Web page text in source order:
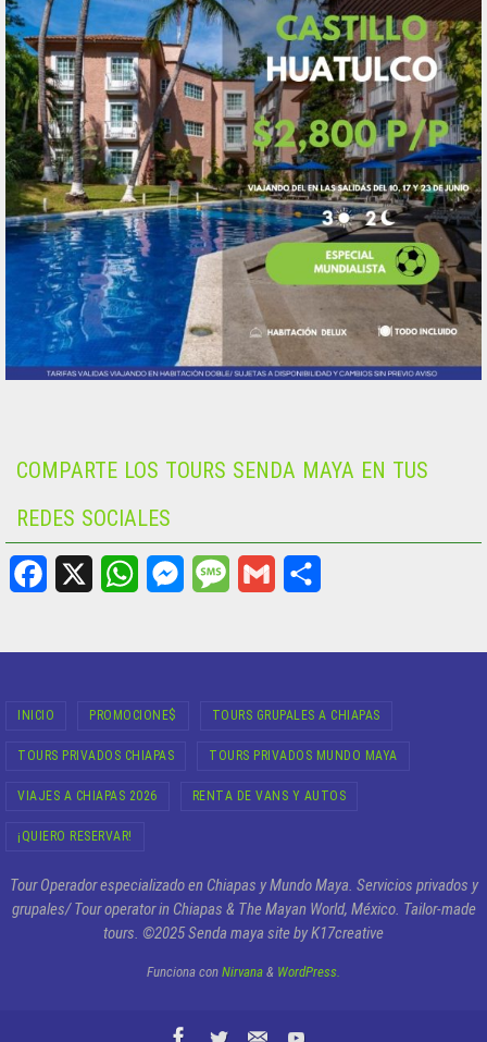
COMPARTE LOS TOURS SENDA MAYA EN TUS
REDES SOCIALES
a h
t
s
A
p
e
s
e
n
r
e
g
m
i
l
h
r
e
INICIO PROMOCIONE$ TOURS GRUPALES A CHIAPAS
TOURS PRIVADOS CHIAPAS TOURS PRIVADOS MUNDO MAYA
VIAJES A CHIAPAS 2026 RENTA DE VANS Y AUTOS
¡QUIERO RESERVAR!
Tour Operador especializado en Chiapas y Mundo Maya. Servicios privados y
grupales/ Tour operator in Chiapas & The Mayan World, México. Tailor-made
tours. ©2025 Senda maya site by K17creative
Funciona con Nirvana & WordPress.